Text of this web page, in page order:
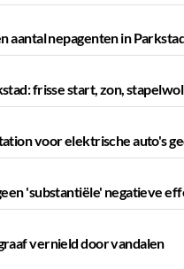
aantal nepagenten in
frisse start, zon,
voor elektrische auto's
'substantiële' negatieve
vernield door vandalen